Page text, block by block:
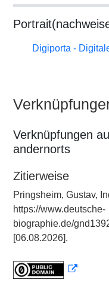
Digiporta -
Verknüpfungen
andernorts
Zitierweise
Pringsheim, Gustav,
https://www.deutsche-
biographie.de/
[06.08.2026].